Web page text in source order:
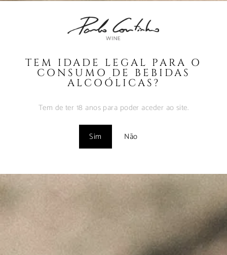
TEM IDADE LEGAL PARA O
CONSUMO DE BEBIDAS
ALCOÓLICAS?
Tem de ter 18 anos para poder aceder ao site.
Sim Não
MUST – VINHA da
FONTE – Nov2024
Fevereiro 9, 2025
MUST – VINHA do
BORRAJO – Set2024
Vinhos com Assinatura
– Abr2024
Maio 1, 2024